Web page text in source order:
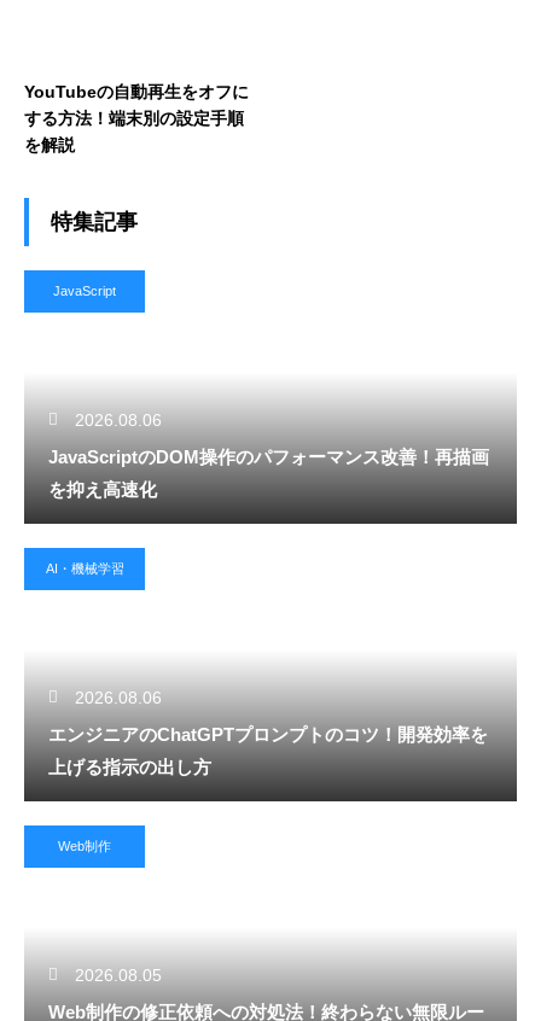
YouTubeの自動再生をオフに
する方法！端末別の設定手順
を解説
特集記事
JavaScript
2026.08.06
JavaScriptのDOM操作のパフォーマンス改善！再描画
を抑え高速化
AI・機械学習
2026.08.06
エンジニアのChatGPTプロンプトのコツ！開発効率を
上げる指示の出し方
Web制作
2026.08.05
Web制作の修正依頼への対処法！終わらない無限ルー